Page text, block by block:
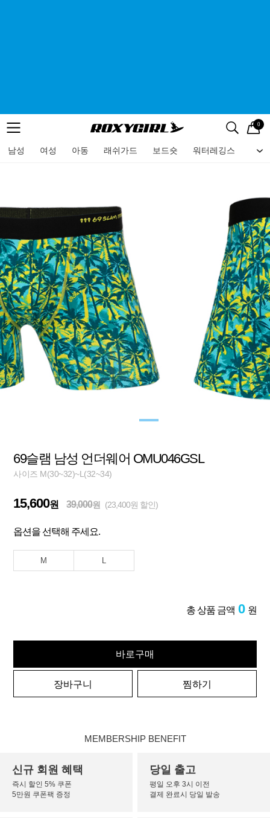
메뉴 검색
로고 0
남성 여성 아동 래쉬가드 보드숏 워터레깅스 비
메뉴
69슬램 남성 언더웨어 OMU046GSL
사이즈 M(30~32)~L(32~34)
15,600원 39,000원 (23,400원 할인)
옵션을 선택해 주세요.
M L
총 상품 금액 0 원
바로구매
장바구니 찜하기
MEMBERSHIP BENEFIT
신규 회원 혜택
즉시 할인 5% 쿠폰
5만원 쿠폰팩 증정
당일 출고
평일 오후 3시 이전
결제 완료시 당일 발송